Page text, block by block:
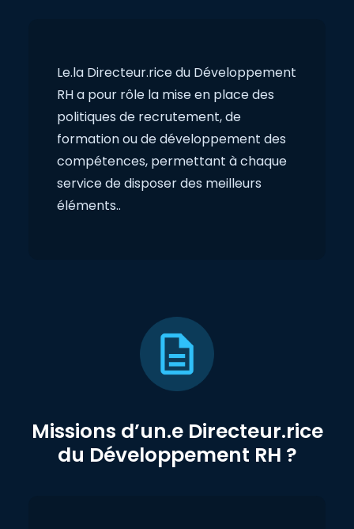
Le.la Directeur.rice du Développement
RH a pour rôle la mise en place des
politiques de recrutement, de
formation ou de développement des
compétences, permettant à chaque
service de disposer des meilleurs
éléments..
Missions d’un.e Directeur.rice
du Développement RH ?